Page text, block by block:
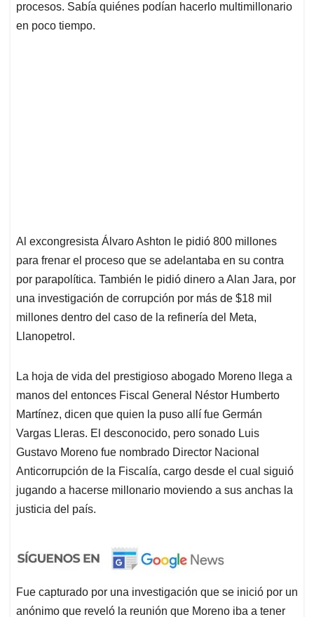
procesos. Sabía quiénes podían hacerlo multimillonario
en poco tiempo.
Al excongresista Álvaro Ashton le pidió 800 millones
para frenar el proceso que se adelantaba en su contra
por parapolítica. También le pidió dinero a Alan Jara, por
una investigación de corrupción por más de $18 mil
millones dentro del caso de la refinería del Meta,
Llanopetrol.
La hoja de vida del prestigioso abogado Moreno llega a
manos del entonces Fiscal General Néstor Humberto
Martínez, dicen que quien la puso allí fue Germán
Vargas Lleras. El desconocido, pero sonado Luis
Gustavo Moreno fue nombrado Director Nacional
Anticorrupción de la Fiscalía, cargo desde el cual siguió
jugando a hacerse millonario moviendo a sus anchas la
justicia del país.
Fue capturado por una investigación que se inició por un
anónimo que reveló la reunión que Moreno iba a tener